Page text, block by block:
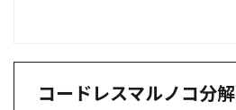
コードレスマルノコ分解